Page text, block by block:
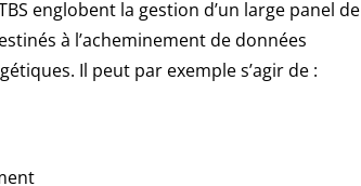
englobent la gestion d’un large panel de
à l’acheminement de données
Il peut par exemple s’agir de :